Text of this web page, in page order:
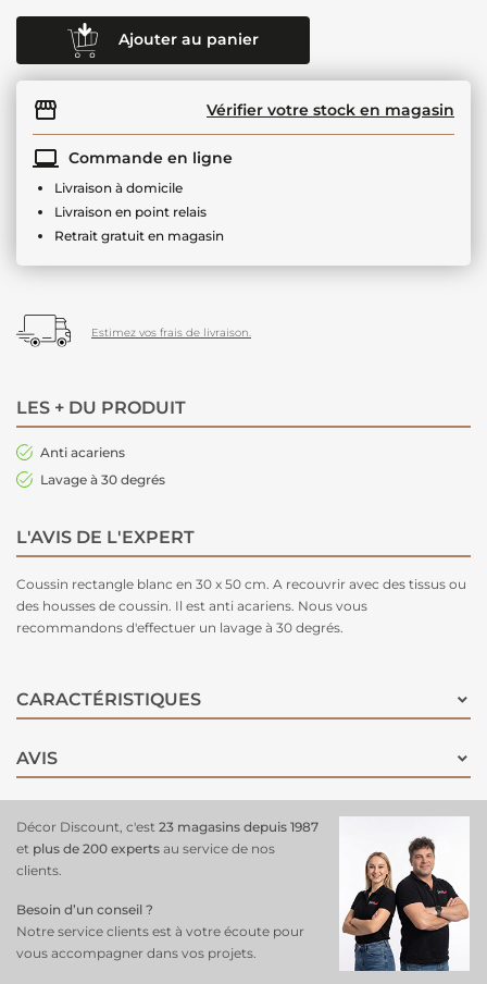
Ajouter au panier
Vérifier votre stock en magasin
Commande en ligne
Livraison à domicile
Livraison en point relais
Retrait gratuit en magasin
Estimez vos frais de livraison.
LES + DU PRODUIT
Anti acariens
Lavage à 30 degrés
L'AVIS DE L'EXPERT
Coussin rectangle blanc en 30 x 50 cm. A recouvrir avec des tissus ou
des housses de coussin. Il est anti acariens. Nous vous
recommandons d'effectuer un lavage à 30 degrés.
CARACTÉRISTIQUES
AVIS
Décor Discount, c'est 23 magasins depuis 1987
et plus de 200 experts au service de nos
clients.
Besoin d’un conseil ?
Notre service clients est à votre écoute pour
vous accompagner dans vos projets.